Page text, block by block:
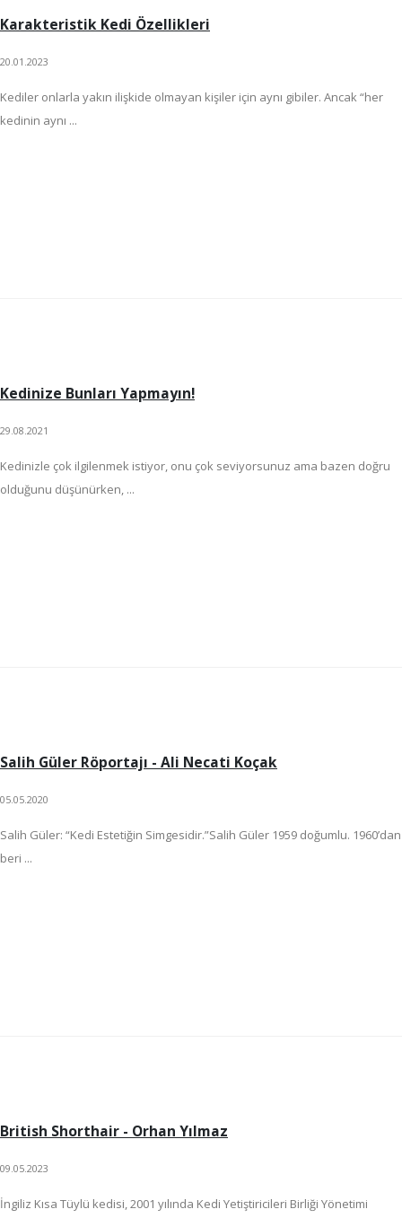
Karakteristik Kedi Özellikleri
20.01.2023
Kediler onlarla yakın ilişkide olmayan kişiler için aynı gibiler. Ancak “her
kedinin aynı ...
Kedinize Bunları Yapmayın!
29.08.2021
Kedinizle çok ilgilenmek istiyor, onu çok seviyorsunuz ama bazen doğru
olduğunu düşünürken, ...
Salih Güler Röportajı - Ali Necati Koçak
05.05.2020
Salih Güler: “Kedi Estetiğin Simgesidir.”Salih Güler 1959 doğumlu. 1960’dan
beri ...
British Shorthair - Orhan Yılmaz
09.05.2023
İngiliz Kısa Tüylü kedisi, 2001 yılında Kedi Yetiştiricileri Birliği Yönetimi